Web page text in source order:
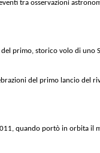
tra osservazioni
primo, storico volo di uno
del primo lancio del
quando portò in orbita il